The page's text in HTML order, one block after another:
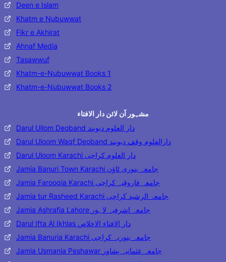
Deen e Islam
Khatm e Nubuwwat
Fikr e Akhirat
Ahnaf Media
Tasawwuf
Khatm-e-Nubuwwat Books 1
Khatm-e-Nubuwwat Books 2
مشہور آن لائن دار الافتاء
Darul Ullom Deoband دار العلوم دیوبند
Darul Uloom Waqf Deoband دارالعلوم وقف دیوبند
Darul Uloom Karachi دار العلوم کراچی
Jamia Banuri Town Karachi جامعہ بنوری ٹاؤن
Jamia Farooqia Karachi جامعہ فاروقیہ کراچی
Jamia tur Rasheed Karachi جامعۃ الرشید کراچی
Jamia Ashrafia Lahore جامعہ اشرفیہ لاہور
Darul Ifta Al Ikhlas دار الافتاء الاخلاص
Jamia Banuria Karachi جامعہ بنوریہ کراچی
Jamia Usmania Peshawar جامعہ عثمانیہ پشاور